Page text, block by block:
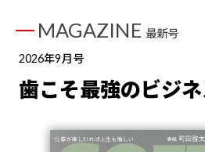
MAGAZINE 最新号
2026年9月号
歯こそ最強のビジ